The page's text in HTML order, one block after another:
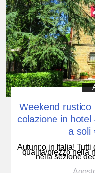
Weekend rustico
colazione in
a soli
Autunno in Italia! Tutti
qualità/prezzo nella
nella sezione